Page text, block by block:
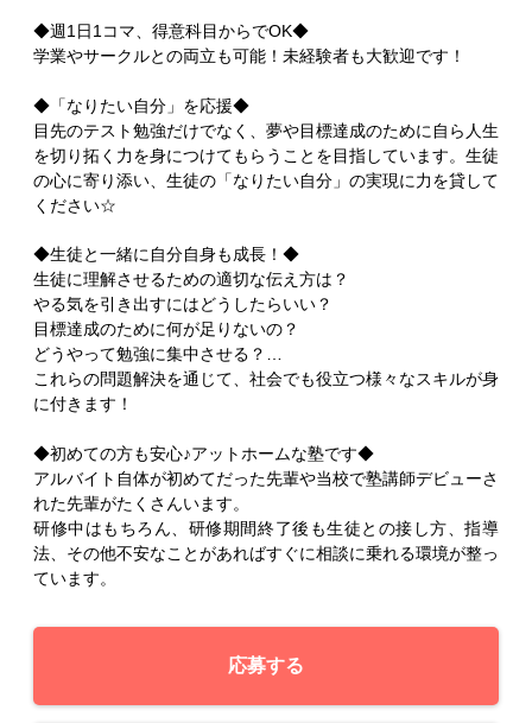
◆週1日1コマ、得意科目からでOK◆
学業やサークルとの両立も可能！未経験者も大歓迎です！
◆「なりたい自分」を応援◆
目先のテスト勉強だけでなく、夢や目標達成のために自ら人生
を切り拓く力を身につけてもらうことを目指しています。生徒
の心に寄り添い、生徒の「なりたい自分」の実現に力を貸して
ください☆
◆生徒と一緒に自分自身も成長！◆
生徒に理解させるための適切な伝え方は？
やる気を引き出すにはどうしたらいい？
目標達成のために何が足りないの？
どうやって勉強に集中させる？…
これらの問題解決を通じて、社会でも役立つ様々なスキルが身
に付きます！
◆初めての方も安心♪アットホームな塾です◆
アルバイト自体が初めてだった先輩や当校で塾講師デビューさ
れた先輩がたくさんいます。
研修中はもちろん、研修期間終了後も生徒との接し方、指導
法、その他不安なことがあればすぐに相談に乗れる環境が整っ
ています。
応募する